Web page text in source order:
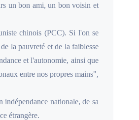
un bon ami, un bon voisin et
chinois (PCC). Si l'on se
la pauvreté et de la faiblesse
et l'autonomie, ainsi que
entre nos propres mains",
nationale, de sa
étrangère.